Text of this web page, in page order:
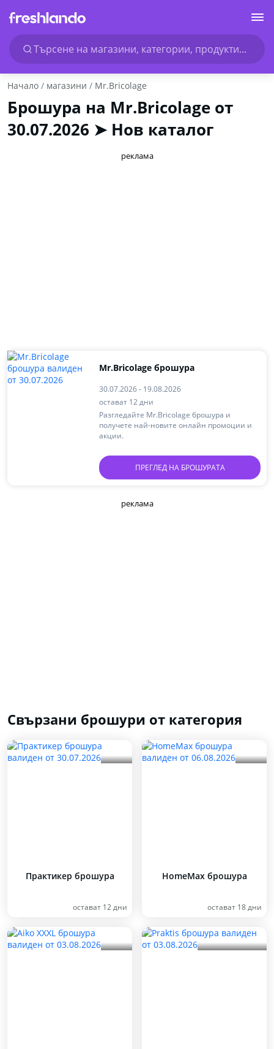
Търсене на магазини, категории, продукти...
Начало магазини Mr.Bricolage
Брошура на Mr.Bricolage от
30.07.2026 ➤ Нов каталог
реклама
Mr.Bricolage брошура
30.07.2026 - 19.08.2026
остават 12 дни
Разгледайте Mr.Bricolage брошура и
получете най-новите онлайн промоции и
акции.
ПРЕГЛЕД НА БРОШУРАТА
реклама
Свързани брошури от категория
Практикер брошура
остават 12 дни
HomeMax брошура
остават 18 дни